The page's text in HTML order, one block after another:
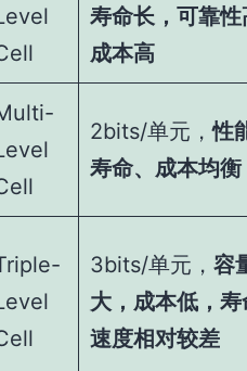
寿命长，可靠性
成本高
2bits/单元，性
寿命、成本均衡
3bits/单元， 容
大，成本低，寿
速度相对较差